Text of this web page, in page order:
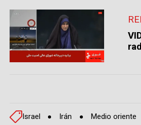
Israel Irán Medio oriente